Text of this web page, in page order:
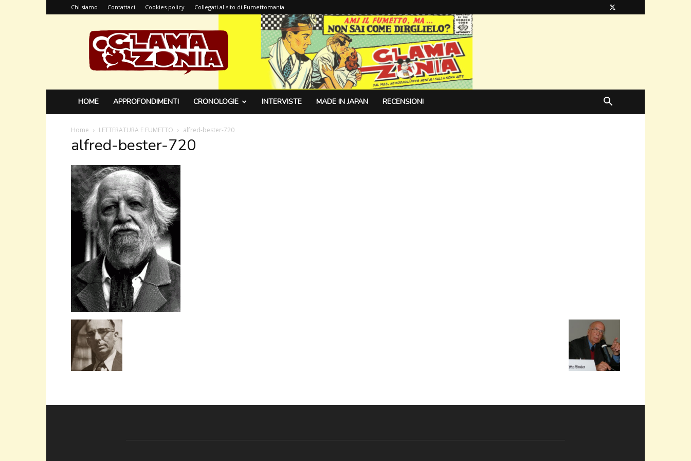
Chi siamo Contattaci Cookies policy Collegati al sito di Fumettomania
Glamazonia,
il
blog
HOME APPROFONDIMENTI CRONOLOGIE INTERVISTE MADE IN JAPAN RECENSIONI
Home LETTERATURA E FUMETTO alfred-bester-720
alfred-bester-720